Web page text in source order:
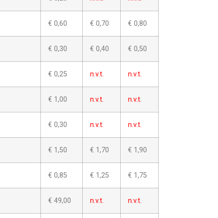
€ 0,60 € 0,70 € 0,80
€ 0,30 € 0,40 € 0,50
€ 0,25 n.v.t. n.v.t.
€ 1,00 n.v.t. n.v.t.
€ 0,30 n.v.t. n.v.t.
€ 1,50 € 1,70 € 1,90
€ 0,85 € 1,25 € 1,75
€ 49,00 n.v.t. n.v.t.